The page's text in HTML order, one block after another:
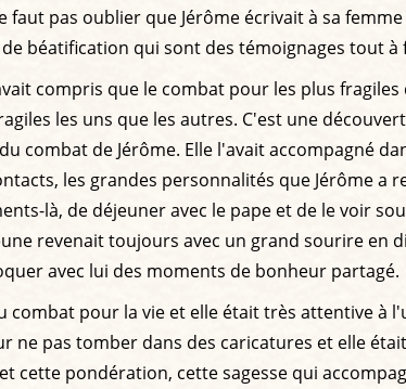
pas oublier que Jérôme écrivait à sa
béatification qui sont des témoignages tout à
compris que le combat pour les plus
les uns que les autres. C'est une
combat de Jérôme. Elle l'avait accompagné
les grandes personnalités que Jérôme a
là, de déjeuner avec le pape et de le voir
revenait toujours avec un grand sourire
avec lui des moments de bonheur partagé.
pour la vie et elle était très attentive à
pas tomber dans des caricatures et elle
cette pondération, cette sagesse qui